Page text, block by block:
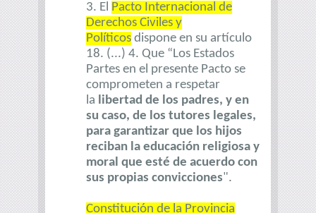
3. El Pacto Internacional de
Derechos Civiles y
Políticos dispone en su artículo
18. (...) 4. Que “Los Estados
Partes en el presente Pacto se
comprometen a respetar
la libertad de los padres, y en
su caso, de los tutores legales,
para garantizar que los hijos
reciban la educación religiosa y
moral que esté de acuerdo con
sus propias convicciones".
Constitución de la Provincia